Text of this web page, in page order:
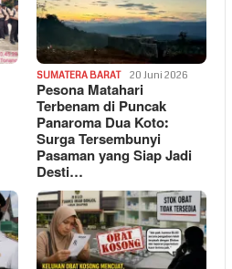
SUMATERA BARAT 20 Juni 2026
Pesona Matahari
Terbenam di Puncak
Panaroma Dua Koto:
Surga Tersembunyi
Pasaman yang Siap Jadi
Desti…